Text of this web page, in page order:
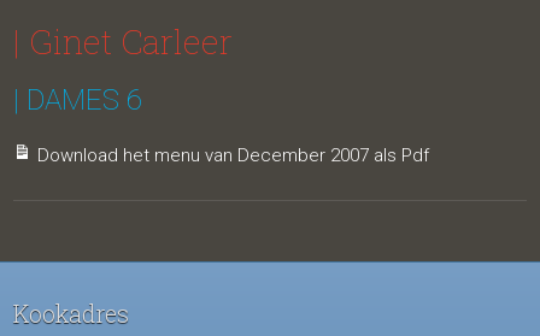
| Ginet Carleer
| DAMES 6
Download het menu van December 2007 als Pdf
Kookadres